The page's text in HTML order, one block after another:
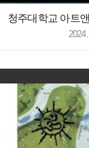
청주대학교 아트